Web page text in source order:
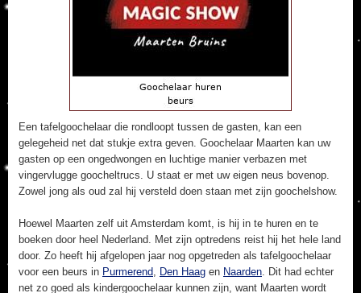
Een tafelgoochelaar die rondloopt tussen de gasten, kan een
gelegeheid net dat stukje extra geven. Goochelaar Maarten kan uw
gasten op een ongedwongen en luchtige manier verbazen met
vingervlugge goocheltrucs. U staat er met uw eigen neus bovenop.
Zowel jong als oud zal hij versteld doen staan met zijn goochelshow.
Hoewel Maarten zelf uit Amsterdam komt, is hij in te huren en te
boeken door heel Nederland. Met zijn optredens reist hij het hele land
door. Zo heeft hij afgelopen jaar nog opgetreden als tafelgoochelaar
voor een beurs in Purmerend, Den Haag en Naarden. Dit had echter
net zo goed als kindergoochelaar kunnen zijn, want Maarten wordt